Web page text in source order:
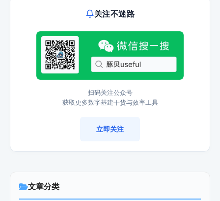
关注不迷路
扫码关注公众号
获取更多数字基建干货与效率工具
立即关注
文章分类